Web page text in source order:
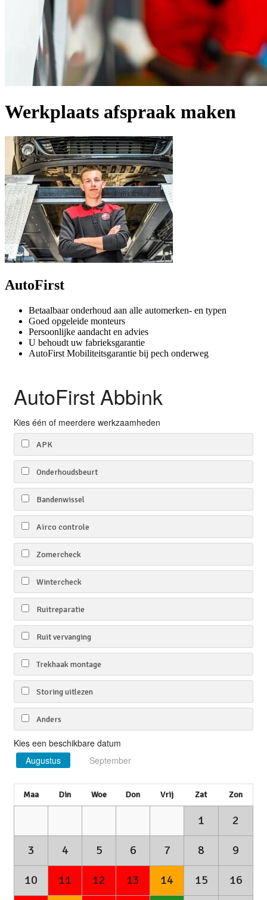
Werkplaats afspraak maken
AutoFirst
Betaalbaar onderhoud aan alle automerken- en typen
Goed opgeleide monteurs
Persoonlijke aandacht en advies
U behoudt uw fabrieksgarantie
AutoFirst Mobiliteitsgarantie bij pech onderweg